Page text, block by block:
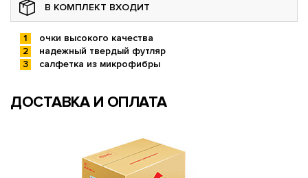
В КОМПЛЕКТ ВХОДИТ
очки высокого качества
надежный твердый футляр
салфетка из микрофибры
ДОСТАВКА И ОПЛАТА